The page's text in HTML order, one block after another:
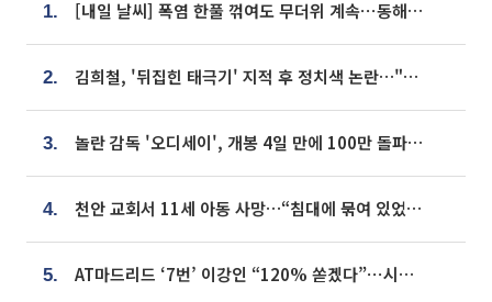
1. [내일 날씨] 폭염 한풀 꺾여도 무더위 계속⋯동해안 이틀 연속 비
2. 김희철, '뒤집힌 태극기' 지적 후 정치색 논란…"좌우 떠나 우리나라 국기"
3. 놀란 감독 '오디세이', 개봉 4일 만에 100만 돌파⋯'왕사남' 보다 빠르다
4. 천안 교회서 11세 아동 사망…“침대에 묶여 있었다” 진술 확보
5. AT마드리드 ‘7번’ 이강인 “120% 쏟겠다”⋯시메오네 감독 “필요한 선수”